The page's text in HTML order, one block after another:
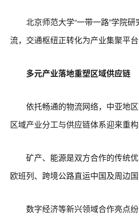
北京师范大学“一带一路”学院研
流，交通枢纽正转化为产业集聚平
多元产业落地重塑区域供应链
依托畅通的物流网络，中亚地区
区域产业分工与供应链体系迎来重构
矿产、能源是双方合作的传统优
欧班列、跨境公路直运中国及周边
数字经济等新兴领域合作亮点纷